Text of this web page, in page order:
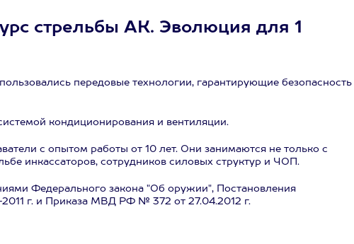
стрельбы АК. Эволюция для 1
передовые технологии, гарантирующие безопасность
кондиционирования и вентиляции.
с опытом работы от 10 лет. Они занимаются не только с
инкассаторов, сотрудников силовых структур и ЧОП.
Федерального закона "Об оружии", Постановления
г. и Приказа МВД РФ № 372 от 27.04.2012 г.